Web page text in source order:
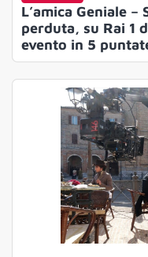
L’amica Geniale
perduta, su Rai 1
evento in 5